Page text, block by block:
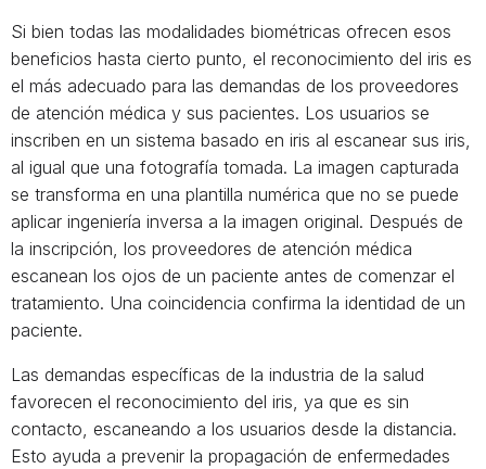
Si bien todas las modalidades biométricas ofrecen esos
beneficios hasta cierto punto, el reconocimiento del iris es
el más adecuado para las demandas de los proveedores
de atención médica y sus pacientes. Los usuarios se
inscriben en un sistema basado en iris al escanear sus iris,
al igual que una fotografía tomada. La imagen capturada
se transforma en una plantilla numérica que no se puede
aplicar ingeniería inversa a la imagen original. Después de
la inscripción, los proveedores de atención médica
escanean los ojos de un paciente antes de comenzar el
tratamiento. Una coincidencia confirma la identidad de un
paciente.
Las demandas específicas de la industria de la salud
favorecen el reconocimiento del iris, ya que es sin
contacto, escaneando a los usuarios desde la distancia.
Esto ayuda a prevenir la propagación de enfermedades